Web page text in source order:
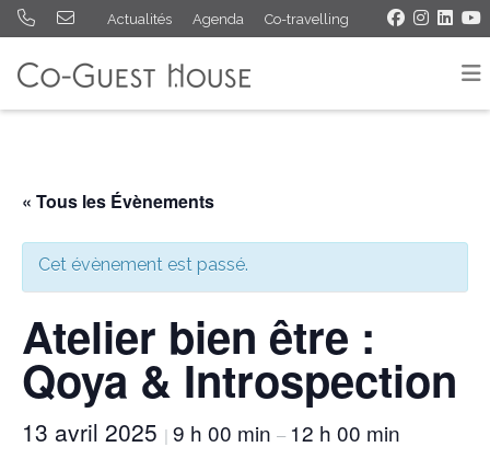
Actualités Agenda Co-travelling
« Tous les Évènements
Cet évènement est passé.
Atelier bien être :
Qoya & Introspection
13 avril 2025 | 9 h 00 min – 12 h 00 min